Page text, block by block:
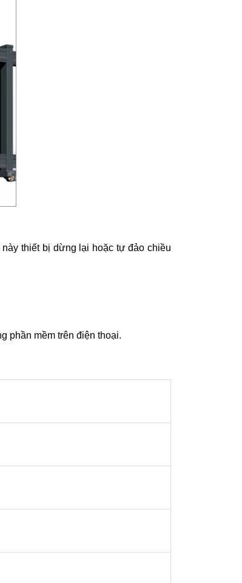
này thiết bị dừng lại hoặc tự đảo chiều
phần mềm trên điện thoại.